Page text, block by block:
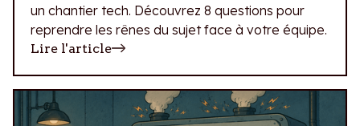
un chantier tech. Découvrez 8 questions pour
reprendre les rênes du sujet face à votre équipe.
Lire l'article